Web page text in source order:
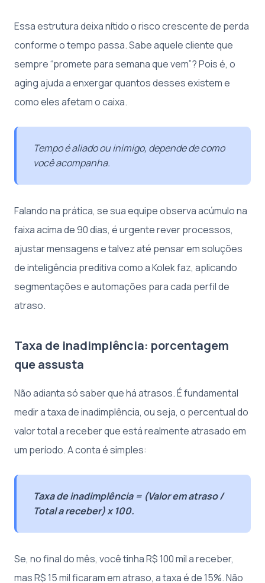
Essa estrutura deixa nítido o risco crescente de perda
conforme o tempo passa. Sabe aquele cliente que
sempre “promete para semana que vem”? Pois é, o
aging ajuda a enxergar quantos desses existem e
como eles afetam o caixa.
Tempo é aliado ou inimigo, depende de como
você acompanha.
Falando na prática, se sua equipe observa acúmulo na
faixa acima de 90 dias, é urgente rever processos,
ajustar mensagens e talvez até pensar em soluções
de inteligência preditiva como a Kolek faz, aplicando
segmentações e automações para cada perfil de
atraso.
Taxa de inadimplência: porcentagem
que assusta
Não adianta só saber que há atrasos. É fundamental
medir a taxa de inadimplência, ou seja, o percentual do
valor total a receber que está realmente atrasado em
um período. A conta é simples:
Taxa de inadimplência = (Valor em atraso /
Total a receber) x 100.
Se, no final do mês, você tinha R$ 100 mil a receber,
mas R$ 15 mil ficaram em atraso, a taxa é de 15%. Não